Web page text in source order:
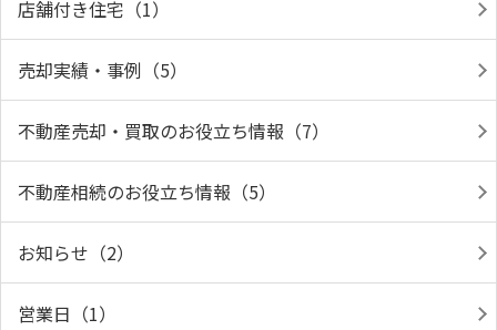
店舗付き住宅（1）
売却実績・事例（5）
不動産売却・買取のお役立ち情報（7）
不動産相続のお役立ち情報（5）
お知らせ（2）
営業日（1）